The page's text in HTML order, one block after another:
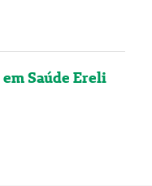
Saúde Ereli